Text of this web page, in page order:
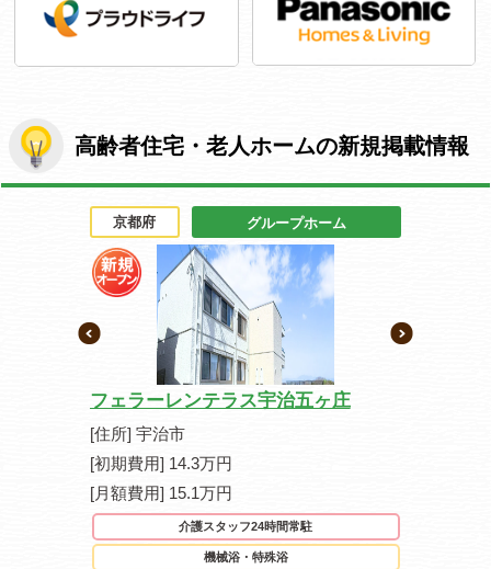
高齢者住宅・老人ホームの新規掲載情報
京都府 グループホーム
フェラーレンテラス宇治五ヶ庄
[住所] 宇治市
[初期費用] 14.3万円
[月額費用] 15.1万円
介護スタッフ24時間常駐
機械浴・特殊浴